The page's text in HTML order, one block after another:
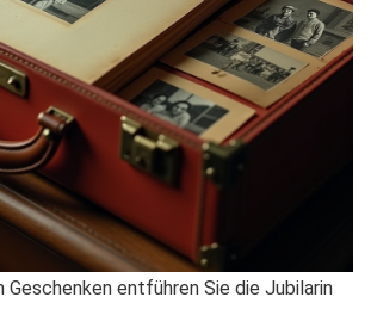
Geschenken entführen Sie die Jubilarin